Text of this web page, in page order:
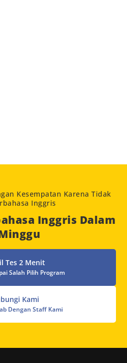
Kesempatan Karena Tidak
Inggris
Inggris Dalam
Tes 2 Menit
Salah Pilih Program
Kami
Dengan Staff Kami